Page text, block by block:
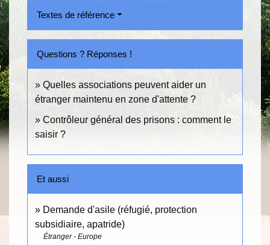
Textes de référence
Questions ? Réponses !
Quelles associations peuvent aider un
étranger maintenu en zone d'attente ?
Contrôleur général des prisons : comment le
saisir ?
Et aussi
Demande d'asile (réfugié, protection
subsidiaire, apatride)
Étranger - Europe